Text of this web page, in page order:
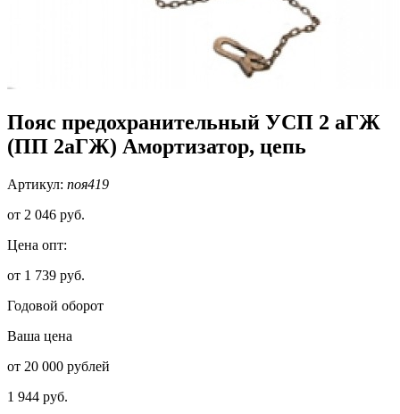
Пояс предохранительный УСП 2 аГЖ
(ПП 2аГЖ) Амортизатор, цепь
Артикул: поя419
от 2 046 руб.
Цена опт:
от 1 739 руб.
Годовой оборот
Ваша цена
от 20 000 рублей
1 944 руб.